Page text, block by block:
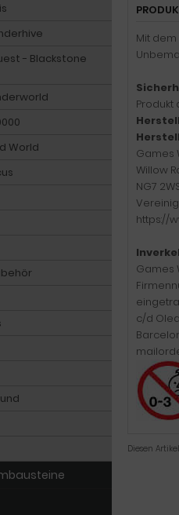
Mit
Produkt
Games
Willow
NG7
https://
Games
c/d
Diesen
- Blackstone
World